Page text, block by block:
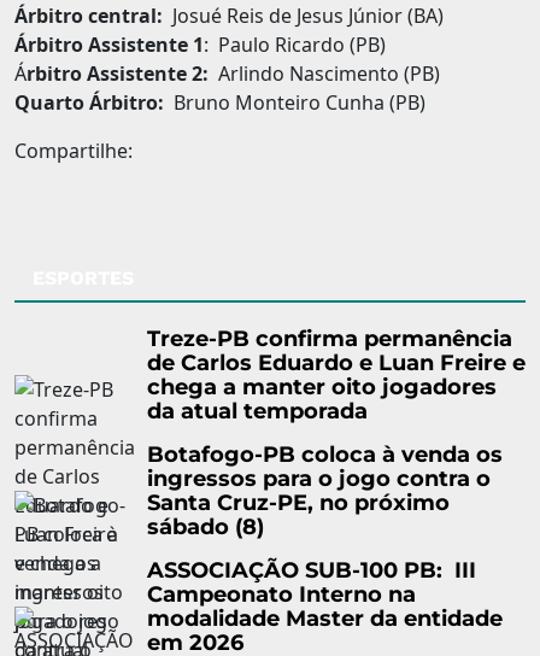
Árbitro central: Josué Reis de Jesus Júnior (BA)
Árbitro Assistente 1: Paulo Ricardo (PB)
Árbitro Assistente 2: Arlindo Nascimento (PB)
Quarto Árbitro: Bruno Monteiro Cunha (PB)
Compartilhe:
Treze-PB confirma permanência
de Carlos Eduardo e Luan Freire e
chega a manter oito jogadores
da atual temporada
Botafogo-PB coloca à venda os
ingressos para o jogo contra o
Santa Cruz-PE, no próximo
sábado (8)
ASSOCIAÇÃO SUB-100 PB: III
Campeonato Interno na
modalidade Master da entidade
em 2026